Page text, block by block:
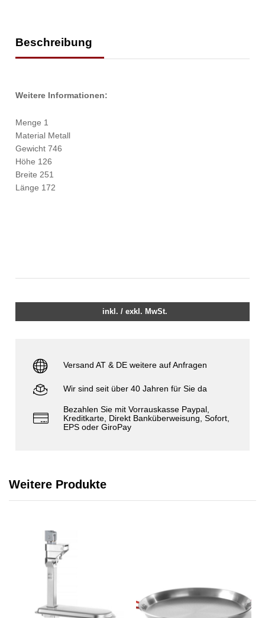
Beschreibung
Weitere Informationen:
Menge 1
Material Metall
Gewicht 746
Höhe 126
Breite 251
Länge 172
inkl. / exkl. MwSt.
Versand AT & DE weitere auf Anfragen
Wir sind seit über 40 Jahren für Sie da
Bezahlen Sie mit Vorrauskasse Paypal,
Kreditkarte, Direkt Banküberweisung, Sofort,
EPS oder GiroPay
Weitere Produkte